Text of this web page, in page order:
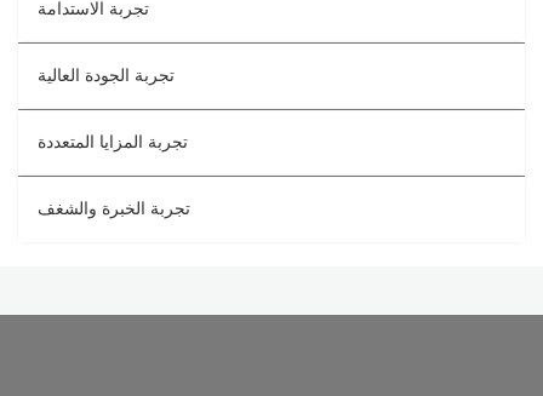
تجربة الاستدامة
تجربة الجودة العالية
تجربة المزايا المتعددة
تجربة الخبرة والشغف